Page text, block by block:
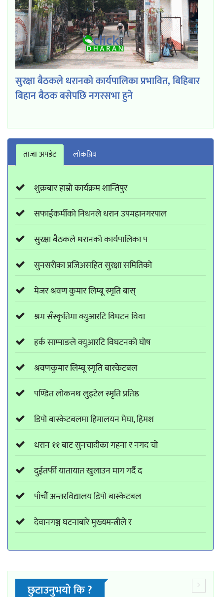
सुरक्षा बैठकले धरानको कार्यपालिका प्रभावित, बिहिबार
बिहान बैठक बसेपछि नगरसभा हुने
ताजा अपडेट लाेकप्रिय
शुक्रबार हाम्रो कार्यक्रम शान्तिपुर
सफाईकर्मीको निधनले धरान उपमहानगरपाल
सुरक्षा बैठकले धरानको कार्यपालिका प
सुनसरीका प्रजिअसहित सुरक्षा समितिको
मेजर श्रवण कुमार लिम्बू स्मृति बास्
श्रम सँस्कृतिमा क्युआरटि विघटन विवा
हर्क साम्पाङले क्युआरटि विघटनको घोष
श्रवणकुमार लिम्बू स्मृति बास्केटबल
पण्डित लोकनथ लुइटेल स्मृति प्रतिष्ठ
डिपो बास्केटबलमा हिमालयन मेघा, हिमश
धरान ११ बाट सुनचादीका गहना र नगद चो
दुईतर्फी यातायात खुलाउन माग गर्दै द
पाँचौं अन्तरविद्यालय डिपो बास्केटबल
देवानगञ्ज घटनाबारे मुख्यमन्त्रीले र
छुटाउनुभयो कि ?